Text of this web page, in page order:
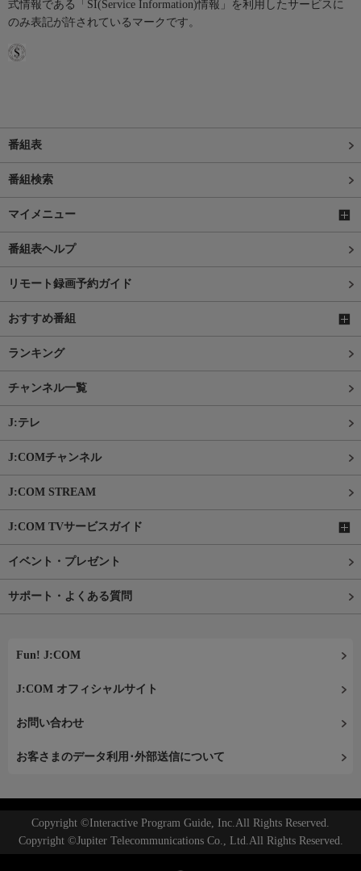
式情報である「SI(Service Information)情報」を利用したサービスに
のみ表記が許されているマークです。
番組表
番組検索
マイメニュー
番組表ヘルプ
リモート録画予約ガイド
おすすめ番組
ランキング
チャンネル一覧
J:テレ
J:COMチャンネル
J:COM STREAM
J:COM TVサービスガイド
イベント・プレゼント
サポート・よくある質問
Fun! J:COM
J:COM オフィシャルサイト
お問い合わせ
お客さまのデータ利用･外部送信について
Copyright ©Interactive Program Guide, Inc.All Rights Reserved.
Copyright ©Jupiter Telecommunications Co., Ltd.All Rights Reserved.